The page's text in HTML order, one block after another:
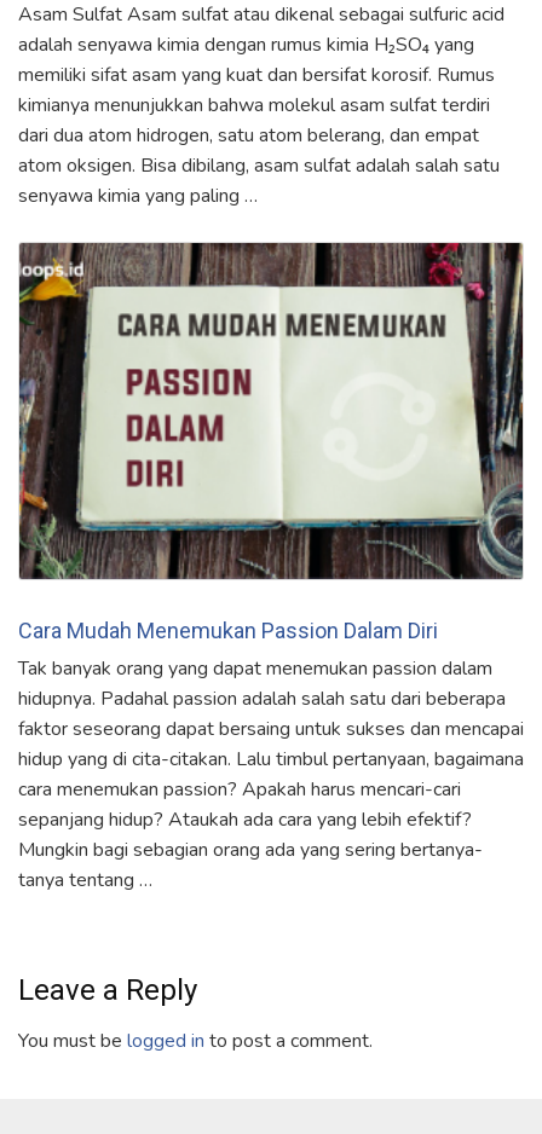
Asam Sulfat Asam sulfat atau dikenal sebagai sulfuric acid
adalah senyawa kimia dengan rumus kimia H₂SO₄ yang
memiliki sifat asam yang kuat dan bersifat korosif. Rumus
kimianya menunjukkan bahwa molekul asam sulfat terdiri
dari dua atom hidrogen, satu atom belerang, dan empat
atom oksigen. Bisa dibilang, asam sulfat adalah salah satu
senyawa kimia yang paling …
Cara Mudah Menemukan Passion Dalam Diri
Tak banyak orang yang dapat menemukan passion dalam
hidupnya. Padahal passion adalah salah satu dari beberapa
faktor seseorang dapat bersaing untuk sukses dan mencapai
hidup yang di cita-citakan. Lalu timbul pertanyaan, bagaimana
cara menemukan passion? Apakah harus mencari-cari
sepanjang hidup? Ataukah ada cara yang lebih efektif?
Mungkin bagi sebagian orang ada yang sering bertanya-
tanya tentang …
Leave a Reply
You must be logged in to post a comment.